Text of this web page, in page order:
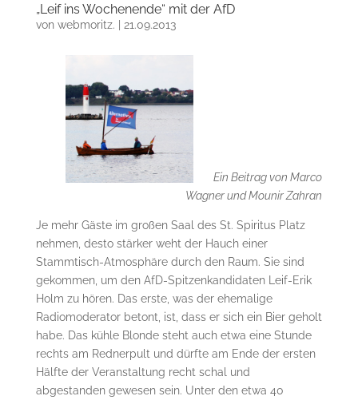
„Leif ins Wochenende“ mit der AfD
von webmoritz. 21.09.2013
Ein Beitrag vonMarco
Wagner und Mounir Zahran
Je mehr Gäste im großen Saal des St. Spiritus Platz
nehmen, desto stärker weht der Hauch einer
Stammtisch-Atmosphäre durch den Raum. Sie sind
gekommen, um den AfD-Spitzenkandidaten Leif-Erik
Holm zu hören. Das erste, was der ehemalige
Radiomoderator betont, ist, dass er sich ein Bier geholt
habe. Das kühle Blonde steht auch etwa eine Stunde
rechts am Rednerpult und dürfte am Ende der ersten
Hälfte der Veranstaltung recht schal und
abgestanden gewesen sein. Unter den etwa 40